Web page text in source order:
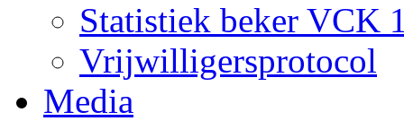
Statistiek beker VCK
Vrijwilligersprotocol
Media